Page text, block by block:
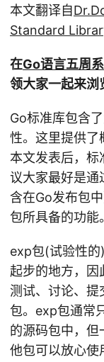
本文翻译自
Standard
在Go语言五周
领大家一起来浏
Go标准库包含
性。这里提供了
本文发表后，标
议大家最好是通
含在Go发布包
包所具备的功能。
exp包(试验性
起步的地方，因
测试、讨论、提
包。exp包通常
的源码包中，但
他包可以放心使